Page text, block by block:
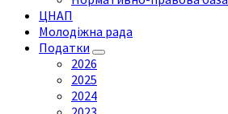
ЦНАП
Молодіжна рада
Податки
2026
2025
2024